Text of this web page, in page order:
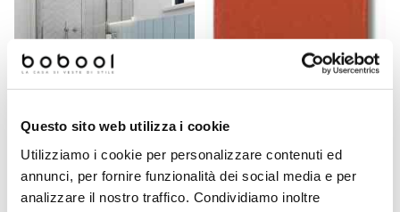
Questo sito web utilizza i cookie
Utilizziamo i cookie per personalizzare contenuti ed
annunci, per fornire funzionalità dei social media e per
analizzare il nostro traffico. Condividiamo inoltre
Piastrella Ottagonetta 15x15
Bianca Opaca Tonalite
(seconda scelta)
Tozzetto Rosso Siena
Lucido 3,75x3,75 cm per
Ottagonette 15x15 - Tonalite